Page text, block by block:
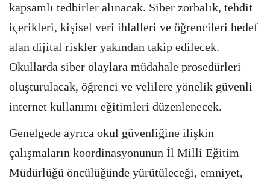
kapsamlı tedbirler alınacak. Siber zorbalık, tehdit
içerikleri, kişisel veri ihlalleri ve öğrencileri hedef
alan dijital riskler yakından takip edilecek.
Okullarda siber olaylara müdahale prosedürleri
oluşturulacak, öğrenci ve velilere yönelik güvenli
internet kullanımı eğitimleri düzenlenecek.
Genelgede ayrıca okul güvenliğine ilişkin
çalışmaların koordinasyonunun İl Milli Eğitim
Müdürlüğü öncülüğünde yürütüleceği, emniyet,